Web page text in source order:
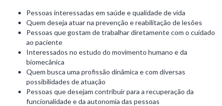
Pessoas interessadas em saúde e qualidade de vida
Quem deseja atuar na prevenção e reabilitação de lesões
Pessoas que gostam de trabalhar diretamente com o cuidado
ao paciente
Interessados no estudo do movimento humano e da
biomecânica
Quem busca uma profissão dinâmica e com diversas
possibilidades de atuação
Pessoas que desejam contribuir para a recuperação da
funcionalidade e da autonomia das pessoas